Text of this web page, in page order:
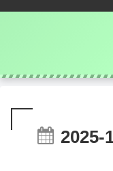
2025-